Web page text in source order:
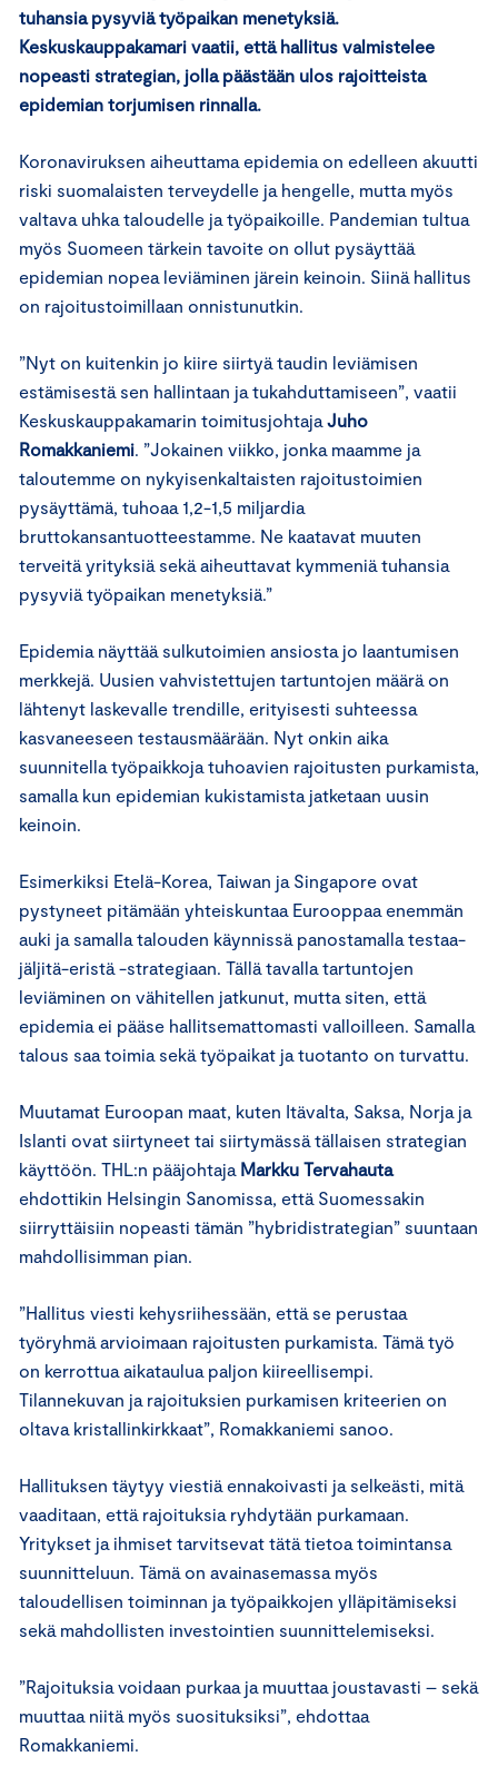
tuhansia pysyviä työpaikan menetyksiä.
Keskuskauppakamari vaatii, että hallitus valmistelee
nopeasti strategian, jolla päästään ulos rajoitteista
epidemian torjumisen rinnalla.
Koronaviruksen aiheuttama epidemia on edelleen akuutti
riski suomalaisten terveydelle ja hengelle, mutta myös
valtava uhka taloudelle ja työpaikoille. Pandemian tultua
myös Suomeen tärkein tavoite on ollut pysäyttää
epidemian nopea leviäminen järein keinoin. Siinä hallitus
on rajoitustoimillaan onnistunutkin.
”Nyt on kuitenkin jo kiire siirtyä taudin leviämisen
estämisestä sen hallintaan ja tukahduttamiseen”, vaatii
Keskuskauppakamarin toimitusjohtaja Juho
Romakkaniemi. ”Jokainen viikko, jonka maamme ja
taloutemme on nykyisenkaltaisten rajoitustoimien
pysäyttämä, tuhoaa 1,2-1,5 miljardia
bruttokansantuotteestamme. Ne kaatavat muuten
terveitä yrityksiä sekä aiheuttavat kymmeniä tuhansia
pysyviä työpaikan menetyksiä.”
Epidemia näyttää sulkutoimien ansiosta jo laantumisen
merkkejä. Uusien vahvistettujen tartuntojen määrä on
lähtenyt laskevalle trendille, erityisesti suhteessa
kasvaneeseen testausmäärään. Nyt onkin aika
suunnitella työpaikkoja tuhoavien rajoitusten purkamista,
samalla kun epidemian kukistamista jatketaan uusin
keinoin.
Esimerkiksi Etelä-Korea, Taiwan ja Singapore ovat
pystyneet pitämään yhteiskuntaa Eurooppaa enemmän
auki ja samalla talouden käynnissä panostamalla testaa-
jäljitä-eristä -strategiaan. Tällä tavalla tartuntojen
leviäminen on vähitellen jatkunut, mutta siten, että
epidemia ei pääse hallitsemattomasti valloilleen. Samalla
talous saa toimia sekä työpaikat ja tuotanto on turvattu.
Muutamat Euroopan maat, kuten Itävalta, Saksa, Norja ja
Islanti ovat siirtyneet tai siirtymässä tällaisen strategian
käyttöön. THL:n pääjohtaja Markku Tervahauta
ehdottikin Helsingin Sanomissa, että Suomessakin
siirryttäisiin nopeasti tämän ”hybridistrategian” suuntaan
mahdollisimman pian.
”Hallitus viesti kehysriihessään, että se perustaa
työryhmä arvioimaan rajoitusten purkamista. Tämä työ
on kerrottua aikataulua paljon kiireellisempi.
Tilannekuvan ja rajoituksien purkamisen kriteerien on
oltava kristallinkirkkaat”, Romakkaniemi sanoo.
Hallituksen täytyy viestiä ennakoivasti ja selkeästi, mitä
vaaditaan, että rajoituksia ryhdytään purkamaan.
Yritykset ja ihmiset tarvitsevat tätä tietoa toimintansa
suunnitteluun. Tämä on avainasemassa myös
taloudellisen toiminnan ja työpaikkojen ylläpitämiseksi
sekä mahdollisten investointien suunnittelemiseksi.
”Rajoituksia voidaan purkaa ja muuttaa joustavasti – sekä
muuttaa niitä myös suosituksiksi”, ehdottaa
Romakkaniemi.